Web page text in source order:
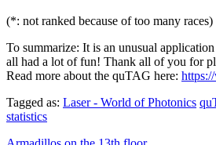
(*: not ranked because of too many races)
To summarize: It is an unusual
all had a lot of fun! Thank all of you for
Read more about the quTAG here:
Tagged as: Laser - World of Photonics
statistics